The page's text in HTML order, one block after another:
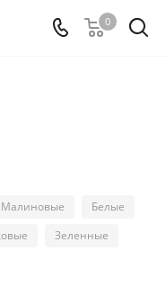
0
Малиновые
Белые
Зеленные